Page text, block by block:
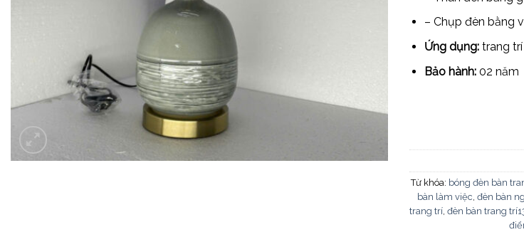
– Chụp đèn bằng
Ứng dụng:trang trí
Bảo hành:02 năm
Từ khóa: bóng đèn bàn
bàn làm việc, đèn bàn
trang trí, đèn bàn trang